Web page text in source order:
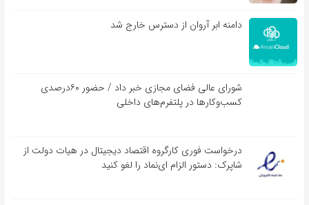
دامنه ابر آروان از دسترس خارج شد
شورای عالی فضای مجازی خبر داد / حضور ۶۰درصدی
کسب‌و‌کارها در پلتفرم‌های داخلی
درخواست فوری کارگروه اقتصاد دیجیتال در هیات دولت از
شاپرک: دستور الزام ای‌نماد را لغو کنید